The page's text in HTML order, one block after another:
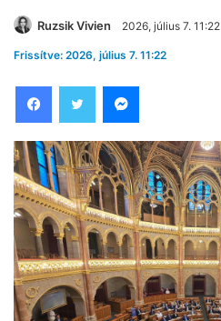
Ruzsik Vivien 2026, július 7. 11:22
Frissítve: 2026, július 7. 11:22